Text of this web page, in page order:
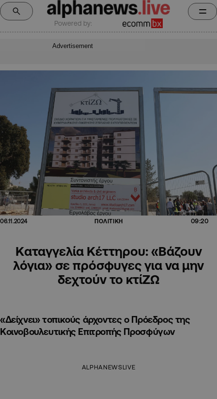
Powered by:
Advertisement
06.11.2024 ΠΟΛΙΤΙΚΗ 09:20
Kαταγγελία Κέττηρου: «Βάζουν
λόγια» σε πρόσφυγες για να μην
δεχτούν το κτίΖΩ
«Δείχνει» τοπικούς άρχοντες ο Πρόεδρος της
Κοινοβουλευτικής Επιτροπής Προσφύγων
ALPHANEWSLIVE